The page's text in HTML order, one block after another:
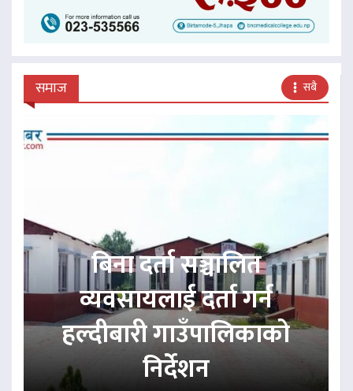
समाज सबै
बिना दर्ता सञ्चालित
व्यवसायलाई दर्ता गर्न
हल्दीबारी गाउँपालिकाको
निर्देशन